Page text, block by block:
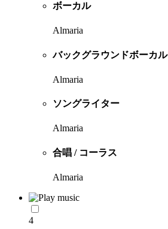
ボーカル
Almaria
バックグラウンドボーカル
Almaria
ソングライター
Almaria
合唱 / コーラス
Almaria
4